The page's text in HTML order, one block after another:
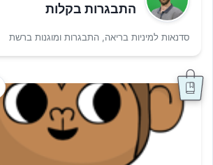
התבגרות בקלות
סדנאות למיניות בריאה, התבגרות ומוגנות ברשת